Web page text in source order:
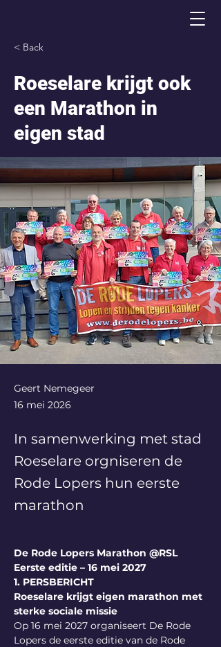
< Back
Roeselare krijgt ook
een Marathon in
eigen stad
Geert Nemegeer
16 mei 2026
In samenwerking met stad
Roeselare orgniseren de
Rode Lopers hun eerste
marathon
De Rode Lopers Marathon @RSL
Eerste editie – 16 mei 2027
1. PERSBERICHT
Roeselare krijgt eigen marathon met
sterke sociale missie
Op 16 mei 2027 organiseert De Rode
Lopers de eerste editie van de Rode